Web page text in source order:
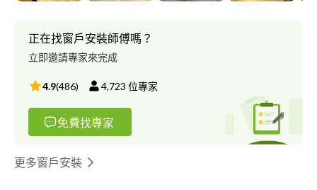
正在找窗戶安裝師傅嗎？
立即邀請專家來完成
4.9(486) 4,723 位專家
免費找專家
更多窗戶安裝